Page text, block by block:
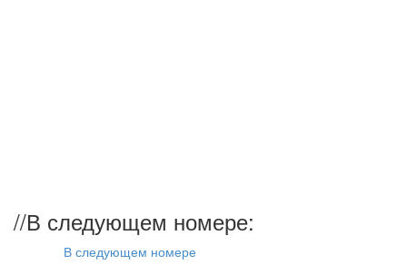
//В следующем номере:
В следующем номере